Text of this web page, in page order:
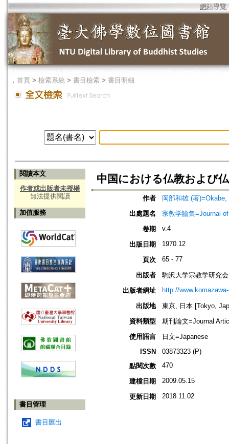
網站導覽
． 首頁 > 檢索系統 > 書目檢索 > 書目明細
閱讀本文
作者或出版者未授權
無法提供閱讀
加值服務
書目管理
書目匯出
中国における仏教および
作者
岡部和雄 (著
出處題名
宗教学論集=Journal
卷期
v.4
出版日期 1970.12
頁次 65 - 77
出版者
駒沢大学宗教学研究会
出版者網址
http://
出版地
東京, 日本 [Tokyo,
資料類型
期刊論文=Journal
使用語言
日文=Japanese
ISSN
03873323 (P)
點閱次數
470
建檔日期 2009.05.15
更新日期 2018.11.02